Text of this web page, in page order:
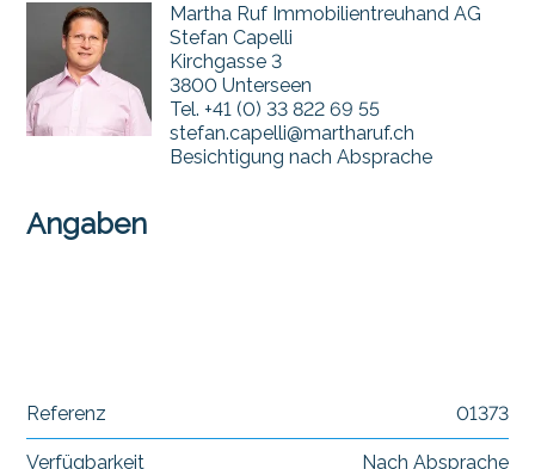
Martha Ruf Immobilientreuhand AG
Stefan Capelli
Kirchgasse 3
3800 Unterseen
Tel. +41 (0) 33 822 69 55
stefan.capelli@martharuf.ch
Besichtigung nach Absprache
Angaben
Referenz 01373
Verfügbarkeit Nach Absprache